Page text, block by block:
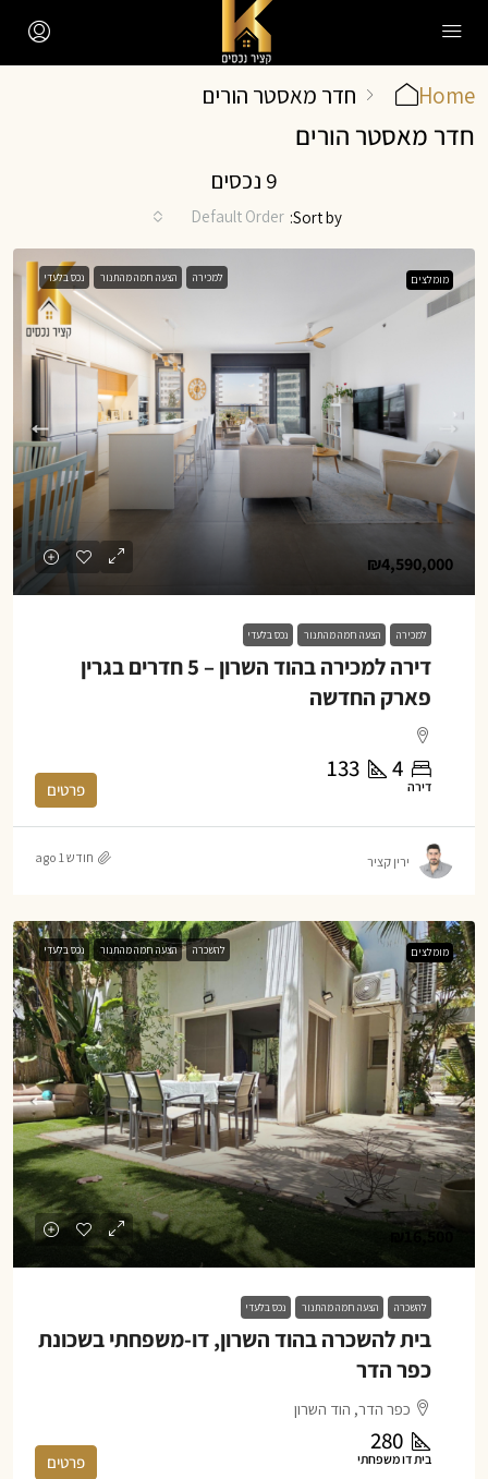
Home חדר מאסטר הורים
חדר מאסטר הורים
9 נכסים
Sort by:
Default Order
מומלצים למכירה הצעה חמה מהתנור נכס בלעדי
₪4,590,000
למכירה הצעה חמה מהתנור נכס בלעדי
דירה למכירה בהוד השרון – 5 חדרים בגרין
פארק החדשה
4
133
דירה פרטים
ירין קציר חודש 1 ago
מומלצים להשכרה הצעה חמה מהתנור נכס בלעדי
₪16,500
להשכרה הצעה חמה מהתנור נכס בלעדי
בית להשכרה בהוד השרון, דו-משפחתי בשכונת
כפר הדר
כפר הדר, הוד השרון
280
בית דו משפחתי פרטים